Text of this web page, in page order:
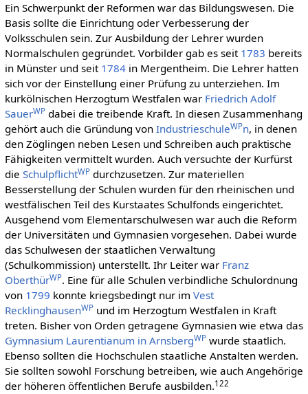
Ein Schwerpunkt der Reformen war das Bildungswesen. Die
Basis sollte die Einrichtung oder Verbesserung der
Volksschulen sein. Zur Ausbildung der Lehrer wurden
Normalschulen gegründet. Vorbilder gab es seit 1783 bereits
in Münster und seit 1784in Mergentheim. Die Lehrer hatten
sich vor der Einstellung einer Prüfung zu unterziehen. Im
kurkölnischen Herzogtum Westfalen war Friedrich Adolf
SauerWPdabei die treibende Kraft. In diesen Zusammenhang
gehört auch die Gründung von IndustrieschuleWPn, in denen
den Zöglingen neben Lesen und Schreiben auch praktische
Fähigkeiten vermittelt wurden. Auch versuchte der Kurfürst
die SchulpflichtWPdurchzusetzen. Zur materiellen
Besserstellung der Schulen wurden für den rheinischen und
westfälischen Teil des Kurstaates Schulfonds eingerichtet.
Ausgehend vom Elementarschulwesen war auch die Reform
der Universitäten und Gymnasien vorgesehen. Dabei wurde
das Schulwesen der staatlichen Verwaltung
(Schulkommission) unterstellt. Ihr Leiter war Franz
OberthürWP. Eine für alle Schulen verbindliche Schulordnung
von 1799 konnte kriegsbedingt nur im Vest
RecklinghausenWPund im Herzogtum Westfalen in Kraft
treten. Bisher von Orden getragene Gymnasien wie etwa das
Gymnasium Laurentianum in ArnsbergWPwurde staatlich.
Ebenso sollten die Hochschulen staatliche Anstalten werden.
Sie sollten sowohl Forschung betreiben, wie auch Angehörige
der höheren öffentlichen Berufe ausbilden.122